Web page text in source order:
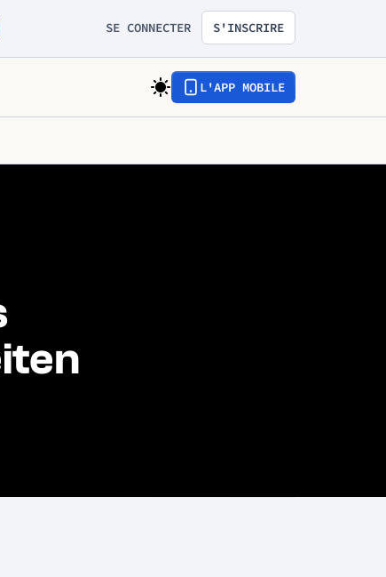
SE CONNECTER S'INSCRIRE
L'APP MOBILE